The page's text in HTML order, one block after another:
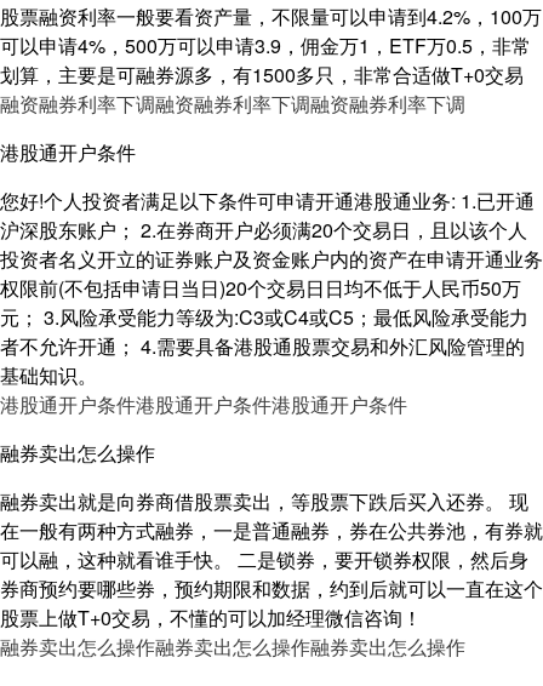
股票融资利率一般要看资产量，不限量可以申请到4.2%，100万
可以申请4%，500万可以申请3.9，佣金万1，ETF万0.5，非常
划算，主要是可融券源多，有1500多只，非常合适做T+0交易
融资融券利率下调融资融券利率下调融资融券利率下调
港股通开户条件
您好!个人投资者满足以下条件可申请开通港股通业务: 1.已开通
沪深股东账户； 2.在券商开户必须满20个交易日，且以该个人
投资者名义开立的证券账户及资金账户内的资产在申请开通业务
权限前(不包括申请日当日)20个交易日日均不低于人民币50万
元； 3.风险承受能力等级为:C3或C4或C5；最低风险承受能力
者不允许开通； 4.需要具备港股通股票交易和外汇风险管理的
基础知识。
港股通开户条件港股通开户条件港股通开户条件
融券卖出怎么操作
融券卖出就是向券商借股票卖出，等股票下跌后买入还券。 现
在一般有两种方式融券，一是普通融券，券在公共券池，有券就
可以融，这种就看谁手快。 二是锁券，要开锁券权限，然后身
券商预约要哪些券，预约期限和数据，约到后就可以一直在这个
股票上做T+0交易，不懂的可以加经理微信咨询！
融券卖出怎么操作融券卖出怎么操作融券卖出怎么操作